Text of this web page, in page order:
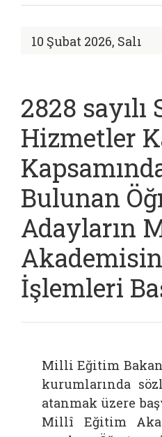
10 Şubat 2026, Salı
2828 sayılı
Hizmetler
Bulunan
Adayların
İşlemleri
Milli Eğitim
kurumlarında
atanmak üzere
Millî Eğitim